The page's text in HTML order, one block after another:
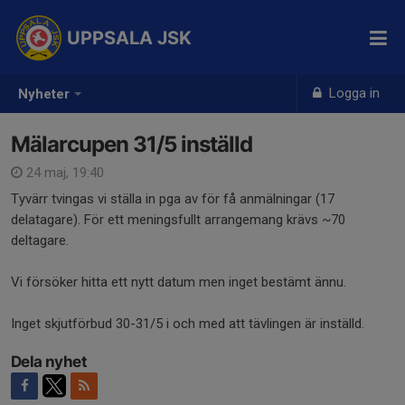
Nyheter Logga in
UPPSALA JSK
Mälarcupen 31/5 inställd
24 maj, 19:40
Tyvärr tvingas vi ställa in pga av för få anmälningar (17
delatagare). För ett meningsfullt arrangemang krävs ~70
deltagare.
Vi försöker hitta ett nytt datum men inget bestämt ännu.
Inget skjutförbud 30-31/5 i och med att tävlingen är inställd.
Dela nyhet